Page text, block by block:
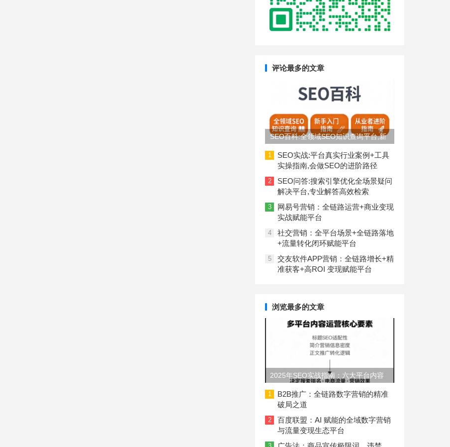
评论最多的文章
SEO百科:全领域SEO知识查询平台,新
手入门到从业者进阶指南
1
SEO实战:平台真实行业案例+工具
实操指南,会做SEO的进阶路径
2
SEO问答:搜索引擎优化全场景疑问
解决平台,专业解答高效检索
3
网易号营销：全链路运营+商业变现
实战赋能平台
4
社交营销：全平台场景+全链路落地
+流量转化闭环赋能平台
5
交友软件APP营销：全链路增长+精
准获客+高ROI 变现赋能平台
浏览最多的文章
2025年SEO实战指南：六大平台内容
长度与结构规范
1
B2B推广：全链路数字营销的精准
破局之道
2
百度联盟：AI 赋能的全域数字营销
与流量变现生态平台